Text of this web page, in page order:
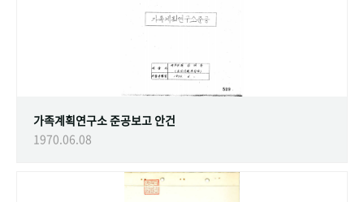
가족계획연구소 준공보고 안건
1970.06.08